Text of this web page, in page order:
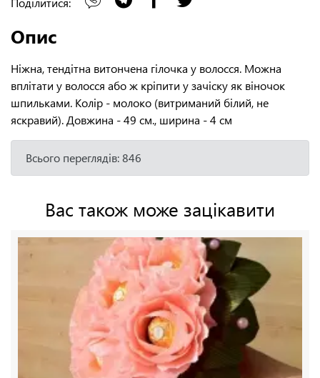
Опис
Ніжна, тендітна витончена гілочка у волосся. Можна
вплітати у волосся або ж кріпити у зачіску як віночок
шпильками. Колір - молоко (витриманий білий, не
яскравий). Довжина - 49 см., ширина - 4 см
Всього переглядів: 846
Вас також може зацікавити